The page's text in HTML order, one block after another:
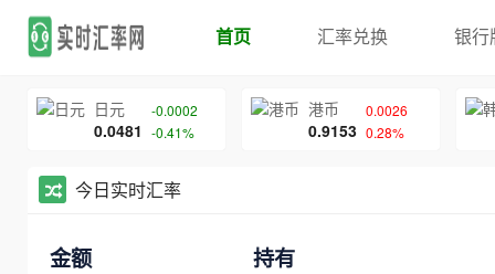
首页 汇率兑换 银行
日元
0.0481
-0.0002
-0.41%
港币
0.9153
0.0026
0.28%
今日实时汇率
金额 持有